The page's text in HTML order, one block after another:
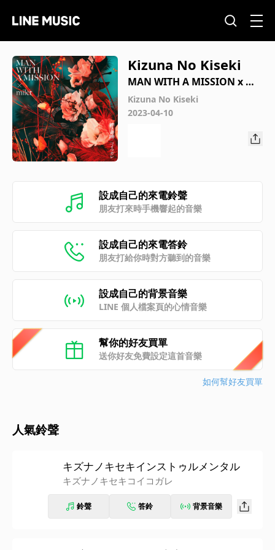
Kizuna No Kiseki
MAN WITH A MISSION x mil
et
Kizuna No Kiseki
2023-04-10
設成自己的來電鈴聲
朋友打來時手機響起的音樂
設成自己的來電答鈴
朋友打給你時對方聽到的音樂
設成自己的背景音樂
LINE 個人檔案頁的心情音樂
幫你的好友買單
送你好友免費設定這首音樂
如何幫好友買單
人氣鈴聲
キズナノキセキインストゥルメンタル
キズナノキセキコイコガレ
鈴聲 答鈴 背景音樂